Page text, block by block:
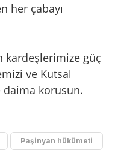
her çabayı
kardeşlerimize güç
ve Kutsal
korusun.
Paşinyan hükümeti